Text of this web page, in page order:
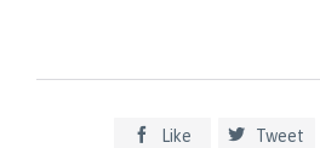
 Like  Tweet